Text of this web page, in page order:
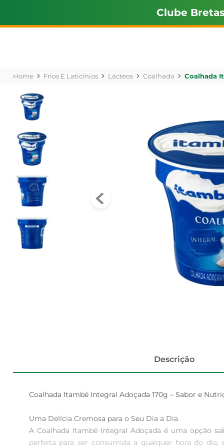
Clube Bretas
Frios E Laticínios Lácteos Coalhada Coalhada
Descrição
Coalhada Itambé Integral Adoçada 170g – Sabor e
Uma Delícia Cremosa para o Seu Dia a Dia
A Coalhada Itambé Integral Adoçada é uma opção
perfeita para ser consumida a qualquer hora do